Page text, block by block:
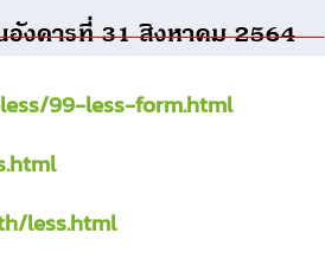
99-less-form.html
less.html